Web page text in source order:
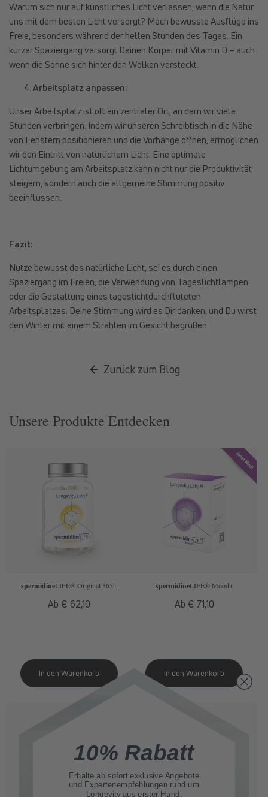
Warum sich nur auf künstliches Licht verlassen, wenn die Natur
uns mit dem besten Licht versorgt? Mach bewusste Ausflüge ins
Freie, besonders während der hellen Stunden des Tages. Ein
kurzer Spaziergang versorgt Deinen Körper mit Vitamin D – auch
wenn die Sonne sich hinter den Wolken versteckt.
Arbeitsplatz anpassen:
Unser Arbeitsplatz ist oft ein zentraler Ort, an dem wir viele
Stunden verbringen. Indem wir unseren Schreibtisch in die Nähe
von Fenstern positionieren und die Vorhänge öffnen, ermöglichen
wir den Eintritt von natürlichem Licht. Eine optimale
Lichtumgebung am Arbeitsplatz kann nicht nur die Produktivität
steigern, sondern auch die allgemeine Stimmung positiv
beeinflussen.
Fazit:
Nutze bewusst das natürliche Licht, sei es durch einen
Spaziergang im Freien, die Verwendung von Tageslichtlampen
oder die Gestaltung eines tageslichtdurchfluteten
Arbeitsplatzes. Deine Stimmung wird es Dir danken, und Du wirst
den Winter mit einem Strahlen im Gesicht begrüßen.
Zurück zum Blog
Unsere Produkte Entdecken
spermidineLIFE® Original 365+
Normaler
Ab € 62,10
spermidineLIFE® Mood+
Normaler
Ab € 71,10
10% Rabatt
Erhalte ab sofortexklusive Angebote
und Expertenempfehlungen rund um
Longevity aus erster Hand.